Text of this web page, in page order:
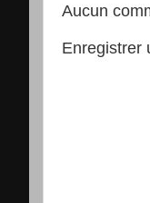
Aucun
Enregistrer